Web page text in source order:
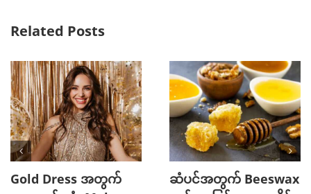
Related Posts
Gold Dress အတွက်
ဆံပင်အတွက် Beeswax